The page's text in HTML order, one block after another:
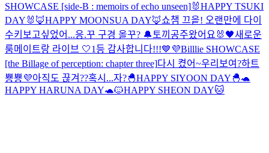
SHOWCASE [side-B : memoirs of echo unseen]🐰HAPPY TSUKI
DAY🐰 🦊HAPPY MOONSUA DAY🦊쇼챔 끄읕! 오랜만에 다이
수키 보고싶었어...응.꾸 구경 올꾸? 🔔 토끼공주왔어요🐰 🖤새로운
룸메이트랑 라이브 🤍1등 감사합니다!!!💙💜Billlie SHOWCASE
[the Billage of perception: chapter three]다시 켰어~우리보여?하트
뿅뿅💜아직도 끊겨??혹시...자?🐣HAPPY SIYOON DAY🐣🐢
HAPPY HARUNA DAY🐢🐱HAPPY SHEON DAY🐱